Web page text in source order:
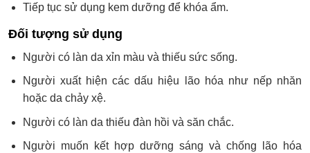
Tiếp tục sử dụng kem dưỡng để khóa ẩm.
Đối tượng sử dụng
Người có làn da xỉn màu và thiếu sức sống.
Người xuất hiện các dấu hiệu lão hóa như nếp nhăn
hoặc da chảy xệ.
Người có làn da thiếu đàn hồi và săn chắc.
Người muốn kết hợp dưỡng sáng và chống lão hóa